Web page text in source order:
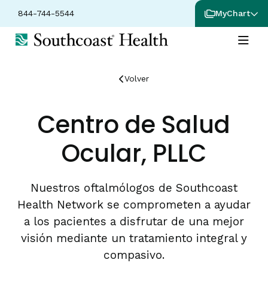
844-744-5544 MyChart
Volver
Centro de Salud
Ocular, PLLC
Nuestros oftalmólogos de Southcoast
Health Network se comprometen a ayudar
a los pacientes a disfrutar de una mejor
visión mediante un tratamiento integral y
compasivo.